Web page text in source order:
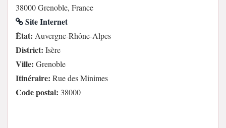
38000 Grenoble, France
Site Internet
État: Auvergne-Rhône-Alpes
District: Isère
Ville: Grenoble
Itinéraire: Rue des Minimes
Code postal: 38000